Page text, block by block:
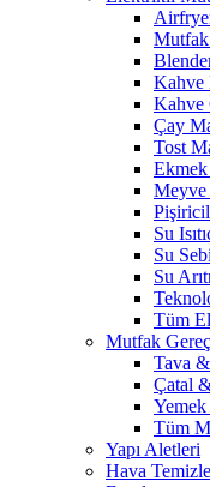
Mutfak
Kahve
Kahve
Çay
Tost
Meyve
Su
Su
Su
Tüm
Mutfak
Tava
Çatal
Yemek
Tüm
Yapı Aletleri
Hava